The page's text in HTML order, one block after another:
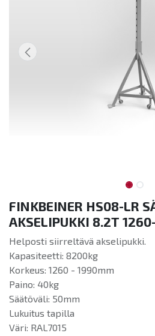
FINKBEINER HS08-LR
AKSELIPUKKI 8.2T
Helposti siirreltävä akselipukki.
Kapasiteetti: 8200kg
Korkeus: 1260 - 1990mm
Paino: 40kg
Säätöväli: 50mm
Lukuitus tapilla
Väri: RAL7015